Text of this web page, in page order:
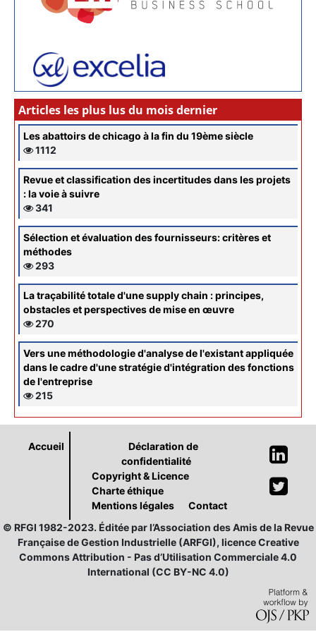
Articles les plus lus du mois dernier
Les abattoirs de chicago à la fin du 19ème siècle
1112
Revue et classification des incertitudes dans les projets
: la voie à suivre
341
Sélection et évaluation des fournisseurs: critères et
méthodes
293
La traçabilité totale d'une supply chain : principes,
obstacles et perspectives de mise en œuvre
270
Vers une méthodologie d'analyse de l'existant appliquée
dans le cadre d'une stratégie d'intégration des fonctions
de l'entreprise
215
Accueil
Déclaration de
confidentialité
Copyright & Licence
Charte éthique
Mentions légales
Contact
© RFGI 1982-2023. Éditée par l’Association des Amis de la Revue
Française de Gestion Industrielle (ARFGI), licence Creative
Commons Attribution - Pas d’Utilisation Commerciale 4.0
International (CC BY-NC 4.0)